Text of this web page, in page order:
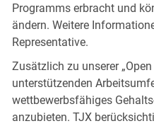
Programms erbracht und
ändern. Weitere
Representative.
Zusätzlich zu unserer
unterstützenden
wettbewerbsfähiges
anzubieten. TJX